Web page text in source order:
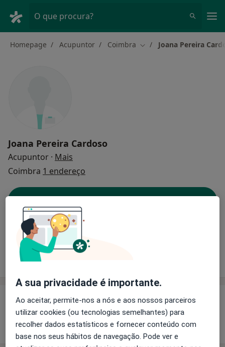
O que procura?
Homepage Acupuntor Coimbra Mudar de cidade
Joana Pereira
Joana Pereira Cardoso
Acupuntor · Mais
Coimbra 1 endereço
Solicite um atendimento
Experiência
Experiência
Mostrar mais detalhes
sobre a experiência
A sua privacidade é importante.
Ao aceitar, permite-nos a nós e aos nossos parceiros
utilizar cookies (ou tecnologias semelhantes) para
recolher dados estatísticos e fornecer conteúdo com
base nos seus hábitos de navegação. Pode ver e